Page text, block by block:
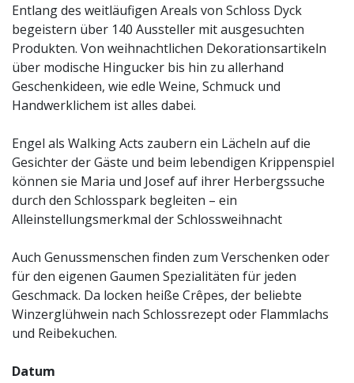
Entlang des weitläufigen Areals von Schloss Dyck
begeistern über 140 Aussteller mit ausgesuchten
Produkten. Von weihnachtlichen Dekorationsartikeln
über modische Hingucker bis hin zu allerhand
Geschenkideen, wie edle Weine, Schmuck und
Handwerklichem ist alles dabei.
Engel als Walking Acts zaubern ein Lächeln auf die
Gesichter der Gäste und beim lebendigen Krippenspiel
können sie Maria und Josef auf ihrer Herbergssuche
durch den Schlosspark begleiten – ein
Alleinstellungsmerkmal der Schlossweihnacht
Auch Genussmenschen finden zum Verschenken oder
für den eigenen Gaumen Spezialitäten für jeden
Geschmack. Da locken heiße Crêpes, der beliebte
Winzerglühwein nach Schlossrezept oder Flammlachs
und Reibekuchen.
Datum